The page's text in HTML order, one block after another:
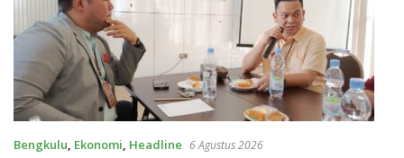
Bengkulu, Ekonomi, Headline 6 Agustus 2026